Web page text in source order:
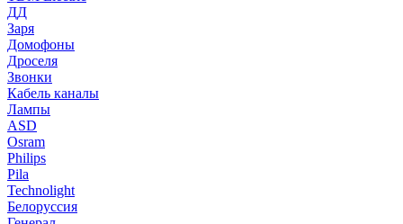
ДД
Заря
Домофоны
Дроселя
Звонки
Кабель каналы
Лампы
ASD
Osram
Philips
Pila
Technolight
Белоруссия